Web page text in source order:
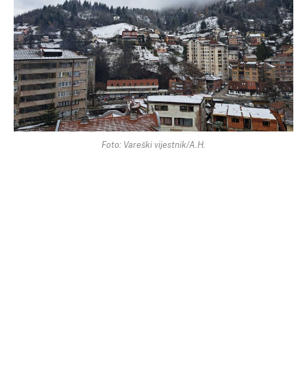
Foto: Vareški vijestnik/A.H.